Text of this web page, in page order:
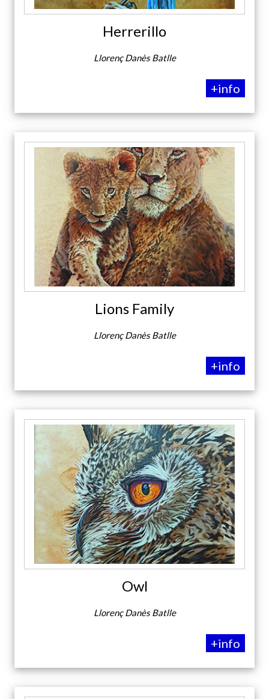
Herrerillo
Llorenç Danès Batlle
+info
Lions Family
Llorenç Danès Batlle
+info
Owl
Llorenç Danès Batlle
+info